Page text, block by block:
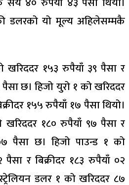
डलरको यो मूल्य अहिलेसम्मकै
१५३ रुपैयाँ ३९ पैसा र
छ। हिजो युरो १ को खरिददर
१५५ रुपैयाँ १७ पैसा थियो।
१८० रुपैयाँ ९७ पैसा र
पैसा छ। हिजो पाउन्ड १ को
र बिक्रीदर १८३ रुपैयाँ ०२
डलर १ को खरिददर ८७